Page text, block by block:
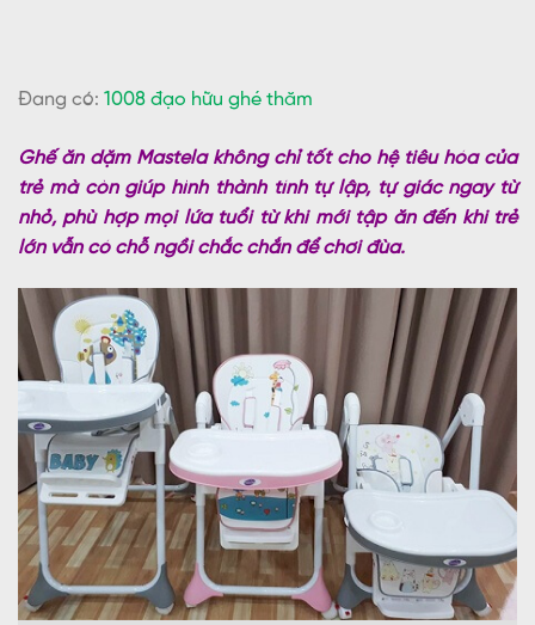
Đang có: 1008 đạo hữu ghé thăm
Ghế ăn dặm Mastela không chỉ tốt cho hệ tiêu hóa của
trẻ mà còn giúp hình thành tính tự lập, tự giác ngay từ
nhỏ, phù hợp mọi lứa tuổi từ khi mới tập ăn đến khi trẻ
lớn vẫn có chỗ ngồi chắc chắn để chơi đùa.